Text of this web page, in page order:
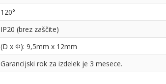
120°
IP20 (brez zaščite)
(D x Φ): 9,5mm x 12mm
Garancijski rok za izdelek je 3 mesece.